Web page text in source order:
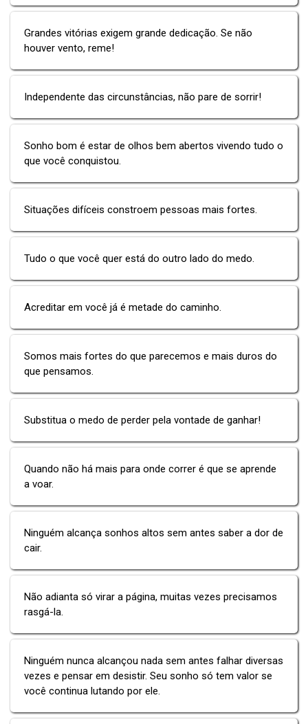
Grandes vitórias exigem grande dedicação. Se não
houver vento, reme!
Independente das circunstâncias, não pare de sorrir!
Sonho bom é estar de olhos bem abertos vivendo tudo o
que você conquistou.
Situações difíceis constroem pessoas mais fortes.
Tudo o que você quer está do outro lado do medo.
Acreditar em você já é metade do caminho.
Somos mais fortes do que parecemos e mais duros do
que pensamos.
Substitua o medo de perder pela vontade de ganhar!
Quando não há mais para onde correr é que se aprende
a voar.
Ninguém alcança sonhos altos sem antes saber a dor de
cair.
Não adianta só virar a página, muitas vezes precisamos
rasgá-la.
Ninguém nunca alcançou nada sem antes falhar diversas
vezes e pensar em desistir. Seu sonho só tem valor se
você continua lutando por ele.